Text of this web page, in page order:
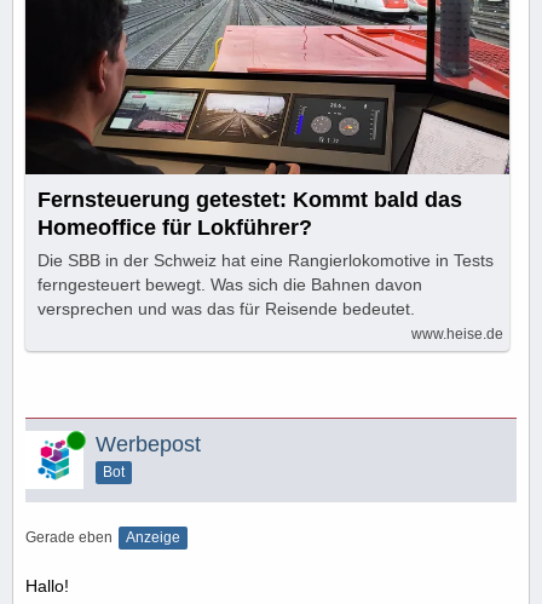
Fernsteuerung getestet: Kommt bald das
Homeoffice für Lokführer?
Die SBB in der Schweiz hat eine Rangierlokomotive in Tests
ferngesteuert bewegt. Was sich die Bahnen davon
versprechen und was das für Reisende bedeutet.
www.heise.de
Online Werbepost
Bot
Gerade eben Anzeige
Hallo!